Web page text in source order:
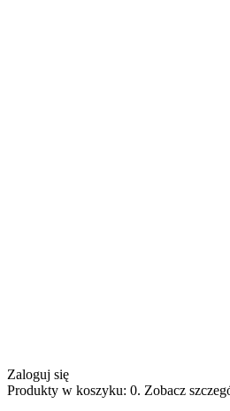
Zaloguj się
Produkty w koszyku: 0. Zobacz